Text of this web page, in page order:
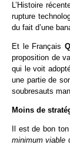
L’Histoire
rupture
du fait d’une
Et le Français
proposition de
qui le voit
une partie de
soubresauts
Moins de
Il est de bon
minimum viable